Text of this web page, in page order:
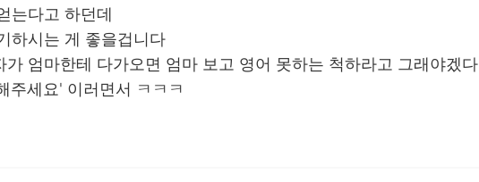
는다고 하던데
하시는 게 좋을겁니다
가 엄마한테 다가오면 엄마 보고 영어 못하는 척하라고 그래야겠다
주세요' 이러면서 ㅋㅋㅋ